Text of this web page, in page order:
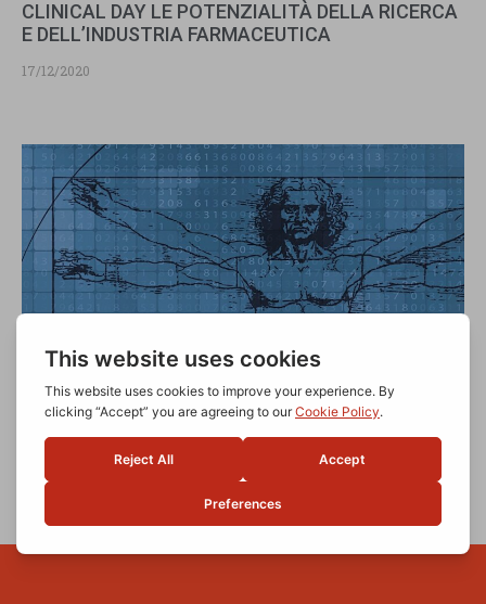
CLINICAL DAY LE POTENZIALITÀ DELLA RICERCA
E DELL’INDUSTRIA FARMACEUTICA
17/12/2020
DIGITAL FOR CLINICAL DAY 2020. FOCUS SULLA
DIGITAL MEDICINE IN ITALIA